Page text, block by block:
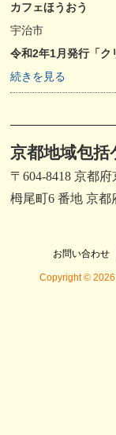
カフェほうおう
宇治市
令和2年1月発行「ク
続きを見る
京都地域包
〒604-8418 京都
栂尾町6 番地 京都
お問い合わせ
Copyright ©